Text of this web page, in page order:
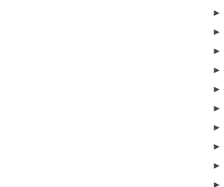
►
►
►
►
►
►
►
►
►
►